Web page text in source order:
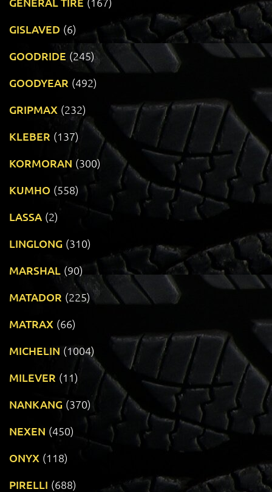
GISLAVED (6)
GOODRIDE (245)
GOODYEAR (492)
GRIPMAX (232)
KLEBER (137)
KORMORAN (300)
KUMHO (558)
LASSA (2)
LINGLONG (310)
MARSHAL (90)
MATADOR (225)
MATRAX (66)
MICHELIN (1004)
MILEVER (11)
NANKANG (370)
NEXEN (450)
ONYX (118)
PIRELLI (688)